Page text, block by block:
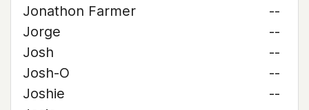
Jonathon Farmer
--
Jorge
--
Josh
--
Josh-O
--
Joshie
--